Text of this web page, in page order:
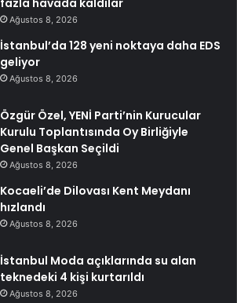
fazla havada kaldılar
Ağustos 8, 2026
İstanbul’da 128 yeni noktaya daha EDS
geliyor
Ağustos 8, 2026
Özgür Özel, YENİ Parti’nin Kurucular
Kurulu Toplantısında Oy Birliğiyle
Genel Başkan Seçildi
Ağustos 8, 2026
Kocaeli’de Dilovası Kent Meydanı
hızlandı
Ağustos 8, 2026
İstanbul Moda açıklarında su alan
teknedeki 4 kişi kurtarıldı
Ağustos 8, 2026